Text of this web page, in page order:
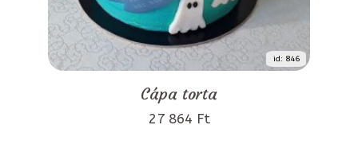
id: 846
Cápa torta
27 864 Ft